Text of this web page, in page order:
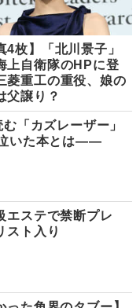
4枚】「北川景子」
上自衛隊のHPに登
重工の重役、娘の
父譲り？
「カズレーザー」
いた本とは――
エステで禁断プレ
ト入り